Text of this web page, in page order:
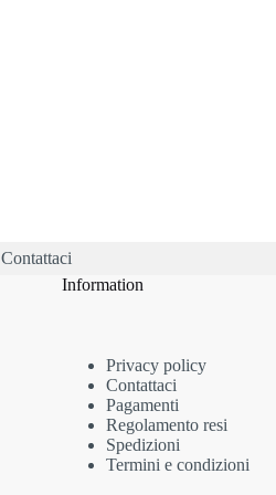
Contattaci
Information
Privacy policy
Contattaci
Pagamenti
Regolamento resi
Spedizioni
Termini e condizioni